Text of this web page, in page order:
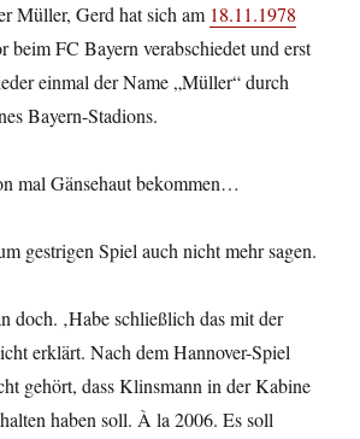
Müller, Gerd hat sich am 18.11.1978
beim FC Bayern verabschiedet und erst
einmal der Name „Müller“ durch
Bayern-Stadions.
mal Gänsehaut bekommen…
gestrigen Spiel auch nicht mehr sagen.
doch. ‚Habe schließlich das mit der
erklärt. Nach dem Hannover-Spiel
gehört, dass Klinsmann in der Kabine
haben soll. À la 2006. Es soll